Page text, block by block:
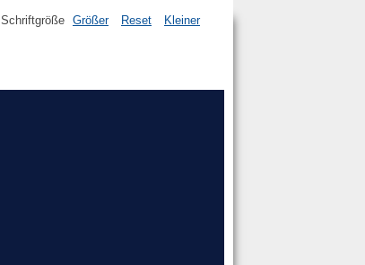
Schriftgröße Größer Reset Kleiner